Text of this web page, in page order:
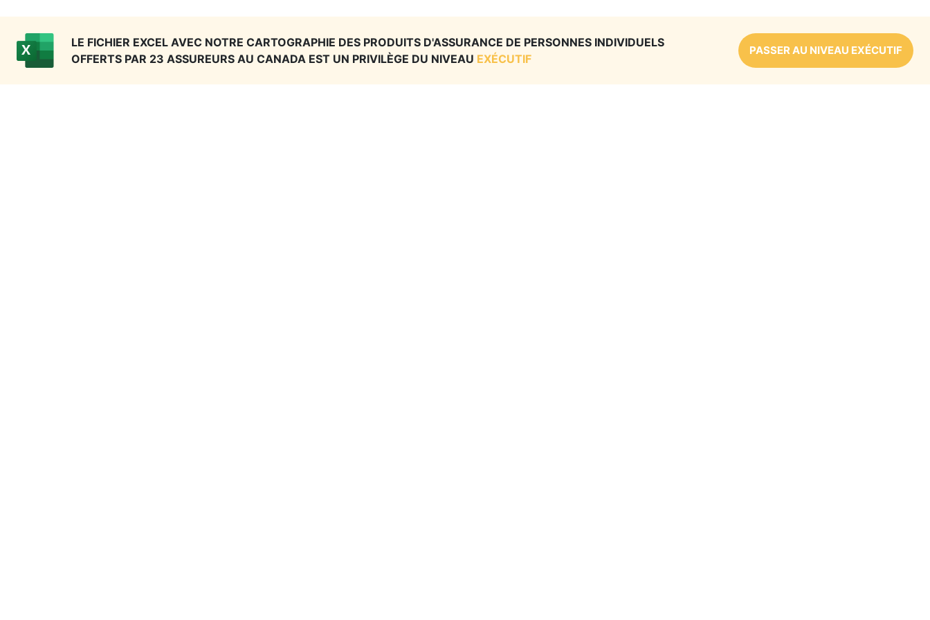
LE FICHIER EXCEL AVEC NOTRE CARTOGRAPHIE DES PRODUITS D'ASSURANCE DE PERSONNES INDIVIDUELS
OFFERTS PAR 23 ASSUREURS AU CANADA EST UN PRIVILÈGE DU NIVEAU EXÉCUTIF
PASSER AU NIVEAU EXÉCUTIF